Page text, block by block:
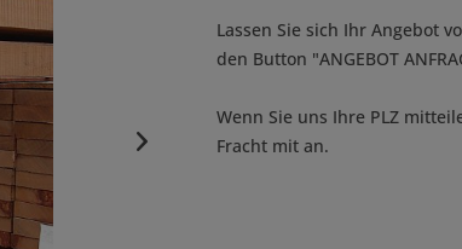
Lassen Sie sich Ihr Angebot
den Button "ANGEBOT
Wenn Sie uns Ihre PLZ
Fracht mit an.